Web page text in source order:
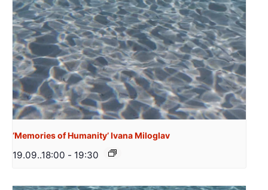
‘Memories of Humanity’ Ivana Miloglav
19.09..18:00 - 19:30